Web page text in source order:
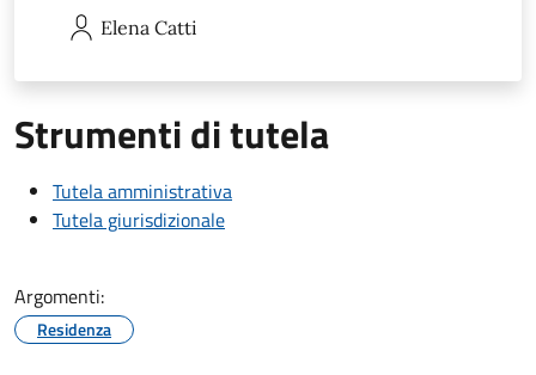
Elena Catti
Strumenti di tutela
Tutela amministrativa
Tutela giurisdizionale
Argomenti:
Residenza